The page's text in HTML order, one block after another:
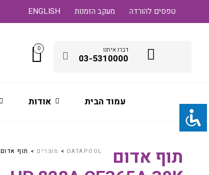
ENGLISH מעקב הזמנות טפסים להורדה
דברו איתנו
03-5310000
0
עמוד הבית אודות
DATAPOOL
> מוצרים > תוף אדום HP 828A CF365A 30K
תוף אדום